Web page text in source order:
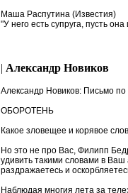
Маша Распутина (Известия)
"У него есть супруга, пусть
| Александр Новиков
Александр Новиков: Письмо по
ОБОРОТЕНЬ
Какое зловещее и корявое
Но это не про Вас, Филипп
удивить такими словами в
раздражаетесь и
Наблюдая многия лета за